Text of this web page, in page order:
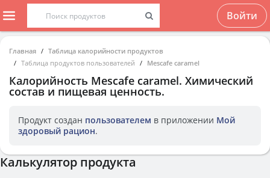
Войти
Главная
Таблица калорийности продуктов
Таблица продуктов пользователей
Mescafe caramel
Калорийность Mescafe caramel. Химический
состав и пищевая ценность.
Продукт создан пользователем в приложении Мой
здоровый рацион.
Калькулятор продукта